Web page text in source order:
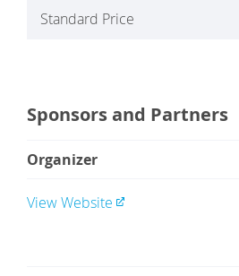
Standard Price
Sponsors and Partners
Organizer
View Website